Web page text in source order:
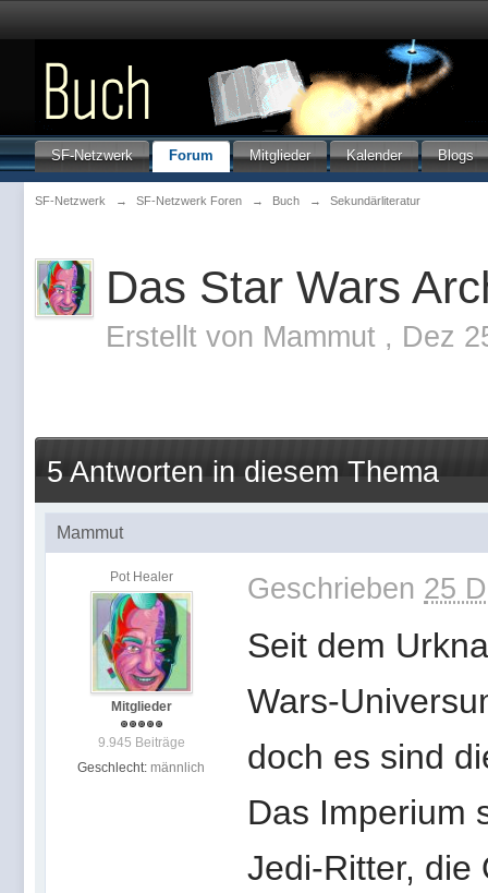
SF-Netzwerk Forum Mitglieder Kalender Blogs
SF-Netzwerk → SF-Netzwerk Foren → Buch → Sekundärliteratur
Das Star Wars
Erstellt von Mammut , Dez
5 Antworten in diesem Thema
Mammut
Pot Healer
Mitglieder
9.945 Beiträge
Geschlecht: männlich
Geschrieben 25
Seit dem
Wars-
doch es sind
Das Imperium
Jedi-Ritter, die